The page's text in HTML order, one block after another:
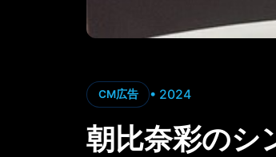
CM広告 • 2024
朝比奈彩のシ